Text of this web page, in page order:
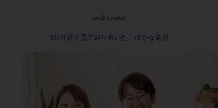
interview
100件近く見て辿り着いた、確かな選択